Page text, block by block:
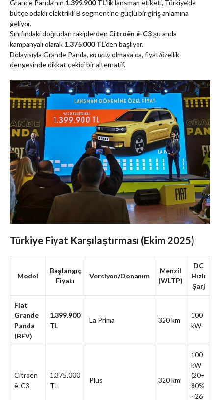
Grande Panda’nın 1.399.900 TL’lik lansman etiketi, Türkiye’de
bütçe odaklı elektrikli B segmentine güçlü bir giriş anlamına
geliyor.
Sınıfındaki doğrudan rakiplerden Citroën ë-C3şu anda
kampanyalı olarak 1.375.000 TL’den başlıyor.
Dolayısıyla Grande Panda, en ucuzolmasa da, fiyat/özellik
dengesinde dikkat çekici bir alternatif.
Türkiye Fiyat Karşılaştırması (Ekim 2025)
Model
Başlangıç
Fiyatı
Versiyon/Donanım
Menzil
(WLTP)
DC
Hızlı
Şarj
Fiat
Grande
Panda
(BEV)
1.399.900
TL
La Prima 320 km
100
kW
Citroën
ë-C3
1.375.000
TL
Plus 320 km
100
kW
(20–
80%
~26